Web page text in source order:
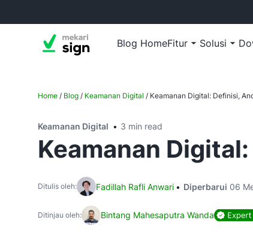
Blog HomeFitur Solusi
Home / Blog / Keamanan Digital / Keamanan Digital: Definisi,
Keamanan Digital 3 min read
Keamanan
Ditulis oleh: Fadillah Rafli Anwari Diperbarui 06
Ditinjau oleh: Bintang Mahesaputra Wanda